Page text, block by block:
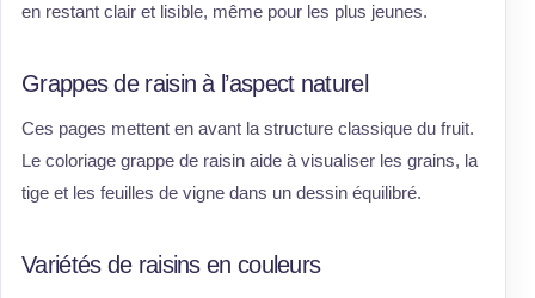
en restant clair et lisible, même pour les plus jeunes.
Grappes de raisin à l’aspect naturel
Ces pages mettent en avant la structure classique du fruit.
Le coloriage grappe de raisin aide à visualiser les grains, la
tige et les feuilles de vigne dans un dessin équilibré.
Variétés de raisins en couleurs